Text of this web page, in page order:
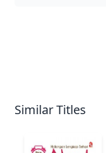
Similar Titles